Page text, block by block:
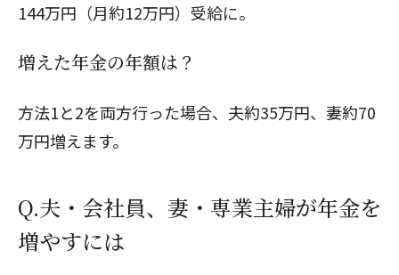
144万円（月約12万円）受給に。
増えた年金の年額は？
方法1と2を両方行った場合、夫約35万円、妻約70
万円増えます。
Q.夫・会社員、妻・専業主婦が年金を
増やすには